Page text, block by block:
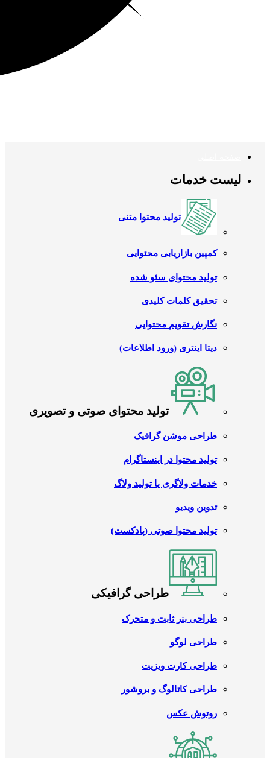
لیست خدمات
تولید محتوا متنی
کمپین بازاریابی محتوایی
تولید محتوای سئو شده
تحقیق کلمات کلیدی
نگارش تقویم محتوایی
دیتا اینتری (ورود اطلاعات)
تولید محتوای صوتی و تصویری
طراحی موشن گرافیک
تولید محتوا در اینستاگرام
خدمات ولاگری یا تولید ولاگ
تدوین ویدیو
تولید محتوا صوتی (پادکست)
طراحی گرافیکی
طراحی بنر ثابت و متحرک
طراحی لوگو
طراحی کارت ویزیت
طراحی کاتالوگ و بروشور
روتوش عکس